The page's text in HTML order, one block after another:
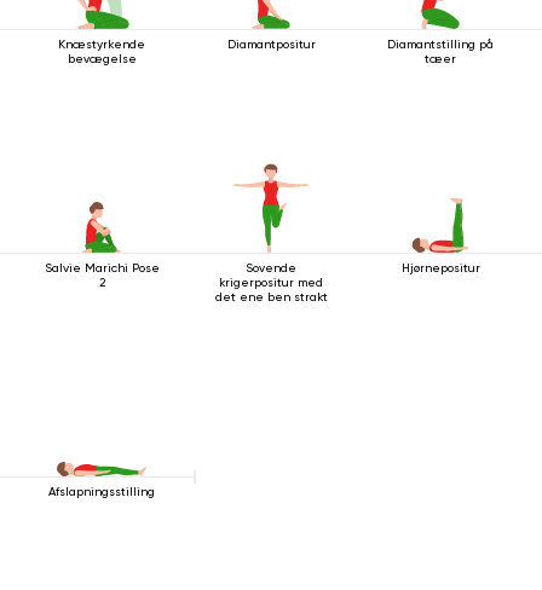
Knæstyrkende
bevægelse
Diamantpositur
Diamantstilling på
tæer
Salvie Marichi Pose
2
Sovende
krigerpositur med
det ene ben strakt
Hjørnepositur
Afslapningsstilling